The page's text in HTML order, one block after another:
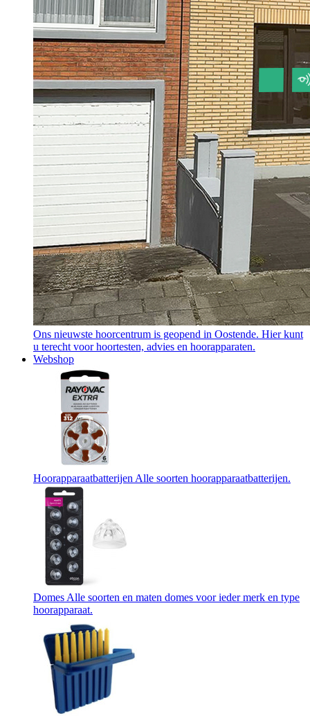
Ons nieuwste hoorcentrum is geopend in Oostende. Hier kunt
u terecht voor hoortesten, advies en hoorapparaten.
Webshop
Hoorapparaatbatterijen Alle soorten hoorapparaatbatterijen.
Domes Alle soorten en maten domes voor ieder merk en type
hoorapparaat.